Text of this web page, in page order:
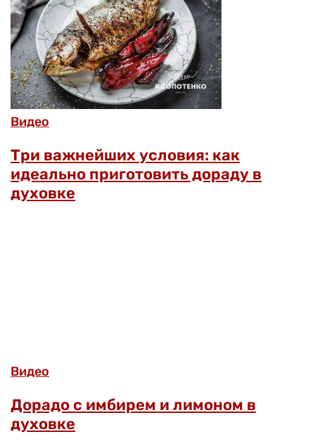
Видео
Три важнейших условия: как
идеально приготовить дораду в
духовке
Видео
Дорадо с имбирем и лимоном в
духовке